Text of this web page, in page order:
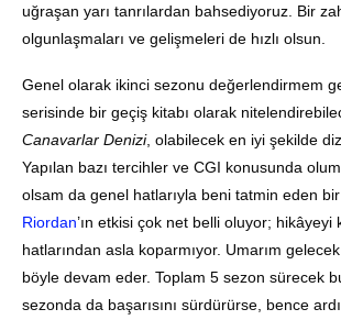
uğraşan yarı tanrılardan bahsediyoruz Bir
olgunlaşmaları ve gelişmeleri de hızlı olsun
Genel olarak ikinci sezonu değerlendirmem
serisinde bir geçiş kitabı olarak
Canavarlar Denizi, olabilecek en iyi şekilde
Yapılan bazı tercihler ve CGI konusunda
olsam da genel hatlarıyla beni tatmin eden
Riordan’ın etkisi çok net belli oluyor; hikâyeyi
hatlarından asla koparmıyor. Umarım
böyle devam eder. Toplam 5 sezon sürecek
sezonda da başarısını sürdürürse, bence